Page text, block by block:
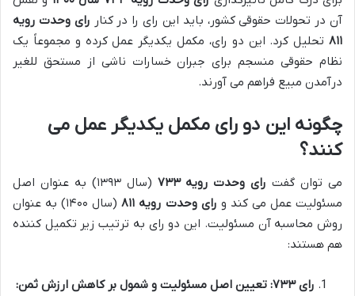
آن در تحولات حقوقی کشور، باید این رای را در کنار رای وحدت رویه
۸۱۱ تحلیل کرد. این دو رای، مکمل یکدیگر عمل کرده و مجموعاً یک
نظام حقوقی منسجم برای جبران خسارات ناشی از مستحق للغیر
درآمدن مبیع فراهم می آورند.
چگونه این دو رای مکمل یکدیگر عمل می
کنند؟
می توان گفت رای وحدت رویه ۷۳۳
(سال ۱۳۹۳) به عنوان اصل
مسئولیت عمل می کند و رای وحدت رویه ۸۱۱
(سال ۱۴۰۰) به عنوان
روش محاسبه آن مسئولیت. این دو رای به ترتیب زیر تکمیل کننده
هم هستند:
رای ۷۳۳: تعیین اصل مسئولیت و شمول بر کاهش ارزش ثمن: